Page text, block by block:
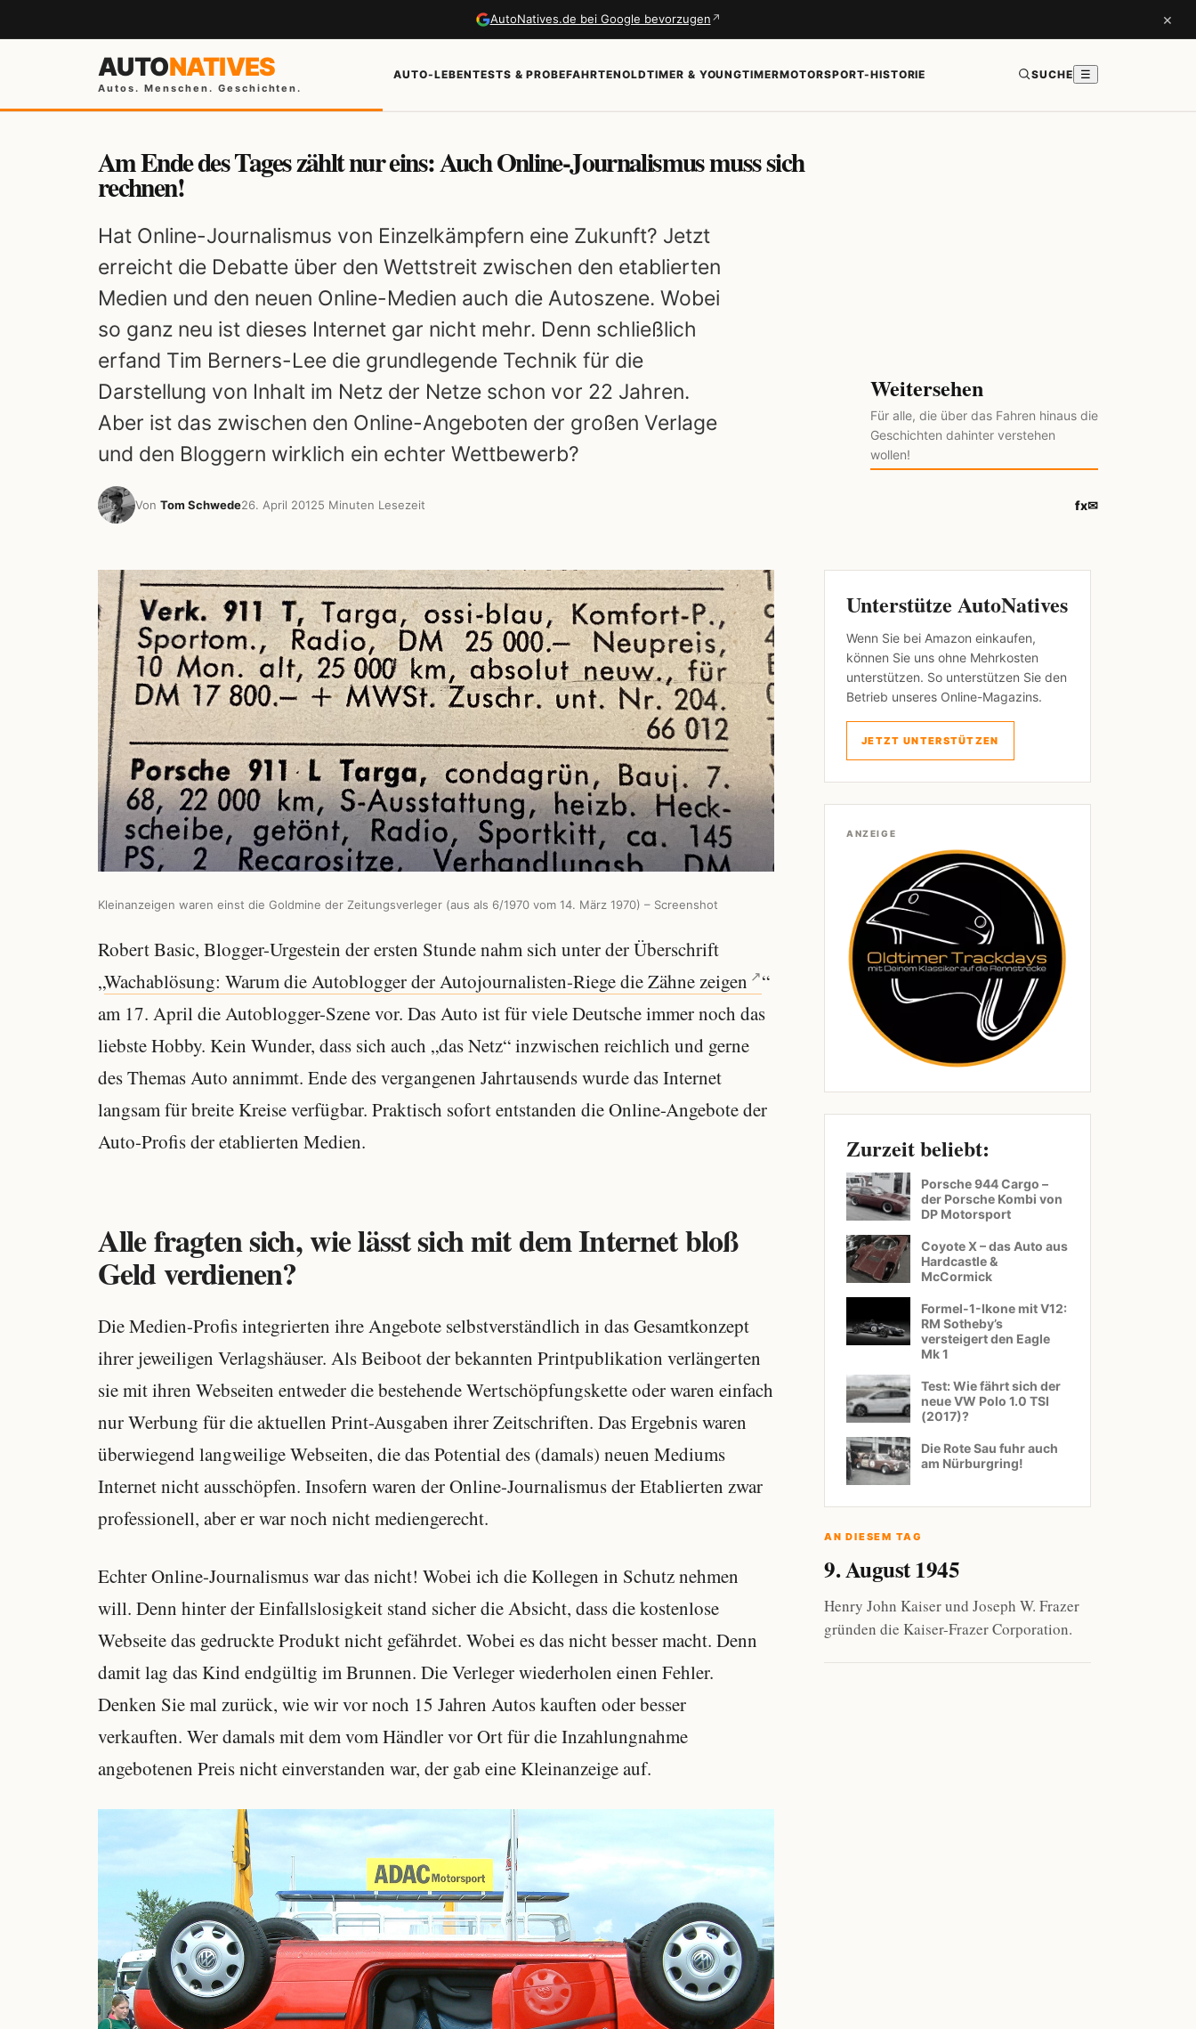
AutoNatives.de bei Google bevorzugen ↗ ×
AUTONATIVES
Autos. Menschen. Geschichten.
AUTO-LEBENTESTS & PROBEFAHRTENOLDTIMER & YOUNGTIMERMOTORSPORT-HISTORIE SUCHE ☰
Am Ende des Tages zählt nur eins: Auch Online-Journalismus muss sich
rechnen!
Hat Online-Journalismus von Einzelkämpfern eine Zukunft? Jetzt
erreicht die Debatte über den Wettstreit zwischen den etablierten
Medien und den neuen Online-Medien auch die Autoszene. Wobei
so ganz neu ist dieses Internet gar nicht mehr. Denn schließlich
erfand Tim Berners-Lee die grundlegende Technik für die
Darstellung von Inhalt im Netz der Netze schon vor 22 Jahren.
Aber ist das zwischen den Online-Angeboten der großen Verlage
und den Bloggern wirklich ein echter Wettbewerb?
Weitersehen
Für alle, die über das Fahren hinaus die
Geschichten dahinter verstehen
wollen!
Von Tom Schwede26. April 20125 Minuten Lesezeit fx✉
Kleinanzeigen waren einst die Goldmine der Zeitungsverleger (aus als 6/1970 vom 14. März 1970) – Screenshot
Robert Basic, Blogger-Urgestein der ersten Stunde nahm sich unter der Überschrift
„Wachablösung: Warum die Autoblogger der Autojournalisten-Riege die Zähne zeigen
“
am 17. April die Autoblogger-Szene vor. Das Auto ist für viele Deutsche immer noch das
liebste Hobby. Kein Wunder, dass sich auch „das Netz“ inzwischen reichlich und gerne
des Themas Auto annimmt. Ende des vergangenen Jahrtausends wurde das Internet
langsam für breite Kreise verfügbar. Praktisch sofort entstanden die Online-Angebote der
Auto-Profis der etablierten Medien.
Alle fragten sich, wie lässt sich mit dem Internet bloß
Geld verdienen?
Die Medien-Profis integrierten ihre Angebote selbstverständlich in das Gesamtkonzept
ihrer jeweiligen Verlagshäuser. Als Beiboot der bekannten Printpublikation verlängerten
sie mit ihren Webseiten entweder die bestehende Wertschöpfungskette oder waren einfach
nur Werbung für die aktuellen Print-Ausgaben ihrer Zeitschriften. Das Ergebnis waren
überwiegend langweilige Webseiten, die das Potential des (damals) neuen Mediums
Internet nicht ausschöpfen. Insofern waren der Online-Journalismus der Etablierten zwar
professionell, aber er war noch nicht mediengerecht.
Echter Online-Journalismus war das nicht! Wobei ich die Kollegen in Schutz nehmen
will. Denn hinter der Einfallslosigkeit stand sicher die Absicht, dass die kostenlose
Webseite das gedruckte Produkt nicht gefährdet. Wobei es das nicht besser macht. Denn
damit lag das Kind endgültig im Brunnen. Die Verleger wiederholen einen Fehler.
Denken Sie mal zurück, wie wir vor noch 15 Jahren Autos kauften oder besser
verkauften. Wer damals mit dem vom Händler vor Ort für die Inzahlungnahme
angebotenen Preis nicht einverstanden war, der gab eine Kleinanzeige auf.
Unterstütze AutoNatives
Wenn Sie bei Amazon einkaufen,
können Sie uns ohne Mehrkosten
unterstützen. So unterstützen Sie den
Betrieb unseres Online-Magazins.
JETZT UNTERSTÜTZEN
ANZEIGE
Zurzeit beliebt:
Porsche 944 Cargo –
der Porsche Kombi von
DP Motorsport
Coyote X – das Auto aus
Hardcastle &
McCormick
Formel-1-Ikone mit V12:
RM Sotheby’s
versteigert den Eagle
Mk 1
Test: Wie fährt sich der
neue VW Polo 1.0 TSI
(2017)?
Die Rote Sau fuhr auch
am Nürburgring!
AN DIESEM TAG
9. August 1945
Henry John Kaiser und Joseph W. Frazer
gründen die Kaiser-Frazer Corporation.